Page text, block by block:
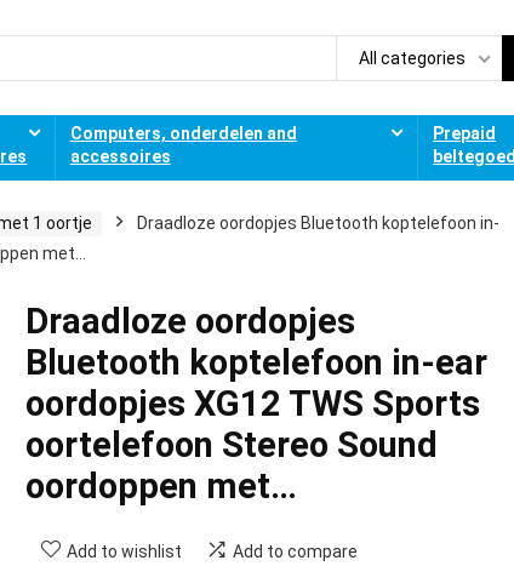
All categories
Computers, onderdelen and
accessoires
Prepaid
beltegoed
1 oortje
Draadloze oordopjes Bluetooth koptelefoon in-
met…
Draadloze oordopjes
Bluetooth koptelefoon in-ear
oordopjes XG12 TWS Sports
oortelefoon Stereo Sound
oordoppen met…
Add to wishlist Add to compare